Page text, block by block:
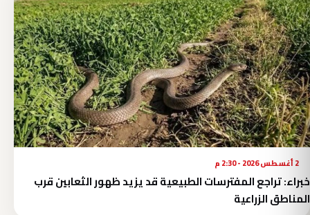
2 أغسطس 2026 - 2:30 م
خبراء: تراجع المفترسات الطبيعية قد يزيد ظهور الثعابين قرب
المناطق الزراعية